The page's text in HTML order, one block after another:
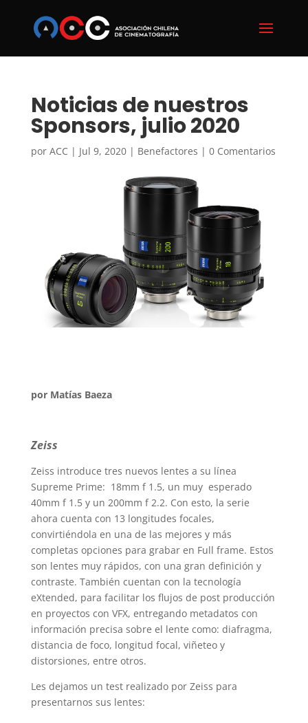
Noticias de nuestros
Sponsors, julio 2020
por ACC | Jul 9, 2020| Benefactores | 0 Comentarios
por Matías Baeza
Zeiss
Zeiss introduce tres nuevos lentes a su línea
Supreme Prime: 18mm f 1.5, un muy esperado
40mm f 1.5 y un 200mm f 2.2. Con esto, la serie
ahora cuenta con 13 longitudes focales,
convirtiéndola en una de las mejores y más
completas opciones para grabar en Full frame. Estos
son lentes muy rápidos, con una gran definición y
contraste. También cuentan con la tecnología
eXtended, para facilitar los flujos de post producción
en proyectos con VFX, entregando metadatos con
información precisa sobre el lente como: diafragma,
distancia de foco, longitud focal, viñeteo y
distorsiones, entre otros.
Les dejamos un test realizado por Zeiss para
presentarnos sus lentes: